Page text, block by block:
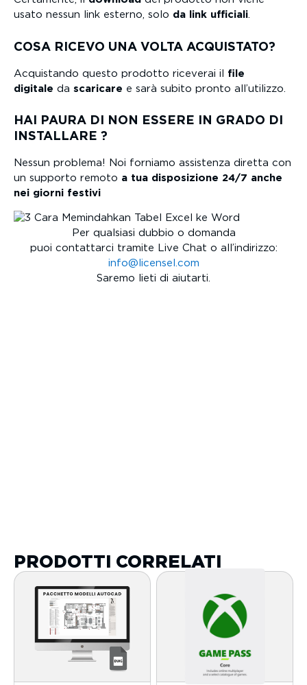
usato nessun link esterno, solo da link ufficiali.
COSA RICEVO UNA VOLTA ACQUISTATO?
Acquistando questo prodotto riceverai il file
digitale da scaricare e sarà subito pronto all’utilizzo.
HAI PAURA DI NON ESSERE IN GRADO DI
INSTALLARE ?
Nessun problema! Noi forniamo assistenza diretta con
un supporto remoto a tua disposizione 24/7 anche
nei giorni festivi
Per qualsiasi dubbio o domanda
puoi contattarci tramite Live Chat o all’indirizzo:
info@licensel.com
Saremo lieti di aiutarti.
PRODOTTI CORRELATI